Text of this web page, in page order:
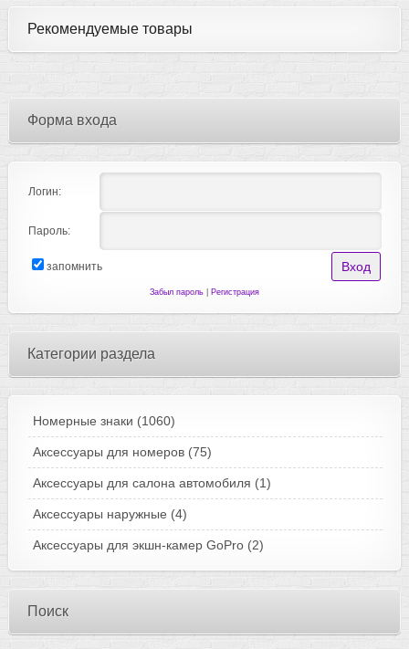
Рекомендуемые товары
Форма входа
Логин:
Пароль:
запомнить
Забыл пароль| Регистрация
Категории раздела
Номерные знаки (1060)
Аксессуары для номеров (75)
Аксессуары для салона автомобиля (1)
Аксессуары наружные (4)
Аксессуары для экшн-камер GoPro (2)
Поиск